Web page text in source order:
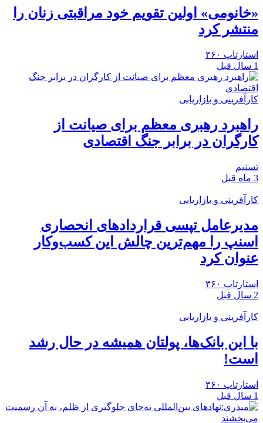
«خانومی» اولین تقویم خود مراقبتی زنان را
منتشر کرد
استارتاپ ۳۶۰
1 سال قبل
کارآفرینی و بازاریابی
راهبرد رهبری معظم برای صیانت از
کارگران در برابر جنگ اقتصادی
تسنیم
3 ماه قبل
کارآفرینی و بازاریابی
مدیرعامل تپسی قراردادهای انحصاری
اسنپ را مهم‌ترین چالش این کسب‌وکار
عنوان کرد
استارتاپ ۳۶۰
2 سال قبل
کارآفرینی و بازاریابی
با این بانک‌ها، پولتان همیشه در حال رشد
است!
استارتاپ ۳۶۰
1 سال قبل